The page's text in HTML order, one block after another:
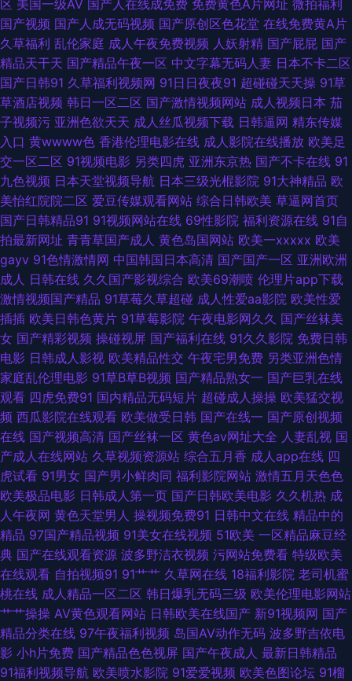
角不伦影院 丁香五月激情图片 aV福利在线网 91原创视频在线观看 91视频网
页综合 91牛牛 91av免费视频 色婷婷亚洲精品 免费激情三级网站 激情另类中
字图区 激情丁香社区 国际最新3G国产视频 男人av先锋资源网 欧洲精品 久
久伊人青 国产精品国产婷婷精品 成人网在线免费观看 肏屄资源网 91永久在
线免费 91国产人妖 影音先锋中文字幕资源 在线观看下载黄 亚洲精品久久无
码人寿 久草国产视频在线一起 国产92视频 丁香婷婷乱鲁 97资源站老师素人
91色男人 91n首页 午夜免费诱惑av福利 婷婷五月天午夜影院 日韩精品成人
免费成人 精品热热色色 国产在啪在线观看 成人网站黑丝 AV福利免费播放 91
视频在线手机播放 五月花丁香社区 一区av大秀影院 性交美女 日韩新片区 三
级免费大黄 欧美va网站 精品福利探花 成人巨网站 91在线永久观看直播 91探
花精品在线 91激情91激情 91po视频w 日本理论 免费91 欧美黄久久 久久六
视频 国产第一页在线观看 国产精品操逼情人网站 国产精品分类 95视频福利
导航 亚洲色天堂在线播放 精品天堂91 91综合色图 亚州av不卡 国产婷婷视频
一区二区 91欧美色色 91n在线看 日本小网站一区二E 91视频进入网页 无吗
av在线播放 国产精品午夜啪啪视频 a福利在线啊 91国产黑丝足交 日本韩国
欧美国产 久久精品福利资源站 超碰yb av久热 TS国产视频在线看 操91网 俺
去射官网 抖阴免费网站 福利姬91视频网站 福利姬91视频网站 国产精品久久
区 美国一级AV 国产人在线成免费 免费黄色A片网址 微拍福利
国产视频 国产人成无码视频 国产原创区色花堂 在线免费黄A片
久草福利 乱伦家庭 成人午夜免费视频 人妖射精 国产屁屁 国产
精品天干天 国产精品午夜一区 中文字幕无码人妻 日本不卡二区
国产日韩91 久草福利视频网 91日日夜夜91 超碰碰天天操 91草
草酒店视频 韩日一区二区 国产激情视频网站 成人视频日本 茄
子视频污 亚洲色欲天天 成人丝瓜视频下载 日韩逼网 精东传媒
入口 黄wwww色 香港伦理电影在线 成人影院在线播放 欧美足
交一区二区 91视频电影 另类四虎 亚洲东京热 国产不卡在线 91
九色视频 日本天堂视频导航 日本三级光棍影院 91大神精品 欧
美怡红院院二区 爱豆传媒观看网站 综合日韩欧美 草逼网首页
国产日韩精品91 91视频网站在线 69性影院 福利资源在线 91自
拍最新网址 青青草国产成人 黄色岛国网站 欧美一xxxxx 欧美
gayv 91色情激情网 中国韩国日本高清 国产国产一区 亚洲欧洲
成人 日韩在线 久久国产影视综合 欧美69潮喷 伦理片app下载
激情视频国产精品 91草莓久草超碰 成人性爱aa影院 欧美性爱
插插 欧美日韩色黄片 91草莓影院 午夜电影网久久 国产丝袜美
女 国产精彩视频 操碰视屏 国产福利在线 91久久影院 免费日韩
电影 日韩成人影视 欧美精品性交 午夜宅男免费 另类亚洲色情
家庭乱伦理电影 91草B草B视频 国产精品熟女一 国产巨乳在线
观看 四虎免费91 国内精品无码短片 超碰成人操操 欧美猛交视
频 西瓜影院在线观看 欧美做受日韩 国产在线一 国产原创视频
在线 国产视频高清 国产丝袜一区 黄色av网址大全 人妻乱视 国
产成人在线网站 久草视频资源站 综合五月香 成人app在线 四
虎试看 91男女 国产男小鲜肉同 福利影院网站 激情五月天色色
欧美极品电影 日韩成人第一页 国产日韩欧美电影 久久机热 成
人午夜网 黄色天堂男人 操视频免费91 日韩中文在线 精品中的
精品 97国产精品视频 91美女在线视频 51欧美 一区精品麻豆经
典 国产在线观看资源 波多野洁衣视频 污网站免费看 特级欧美
在线观看 自拍视频91 91艹艹 久草网在线 18福利影院 老司机蜜
桃在线 成人精品一区二区 韩日爆乳无码三级 欧美伦理电影网站
艹艹操操 AV黄色观看网站 日韩欧美在线国产 新91视频网 国产
精品分类在线 97午夜福利视频 岛国AV动作无码 波多野吉依电
影 小h片免费 国产精品色色视屏 国产午夜成人 最新日韩精品
91福利视频导航 欧美喷水影院 91爱爱视频 欧美色图论坛 91榴